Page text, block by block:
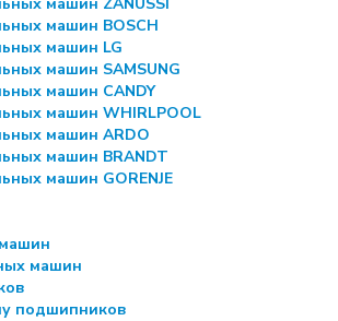
машин BOSCH
машин LG
машин SAMSUNG
машин CANDY
машин WHIRLPOOL
машин ARDO
машин BRANDT
машин GORENJE
машин
подшипников